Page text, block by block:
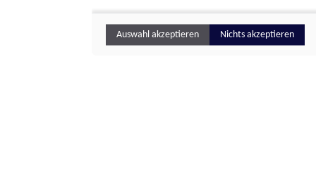
Auswahl akzeptieren Nichts akzeptieren